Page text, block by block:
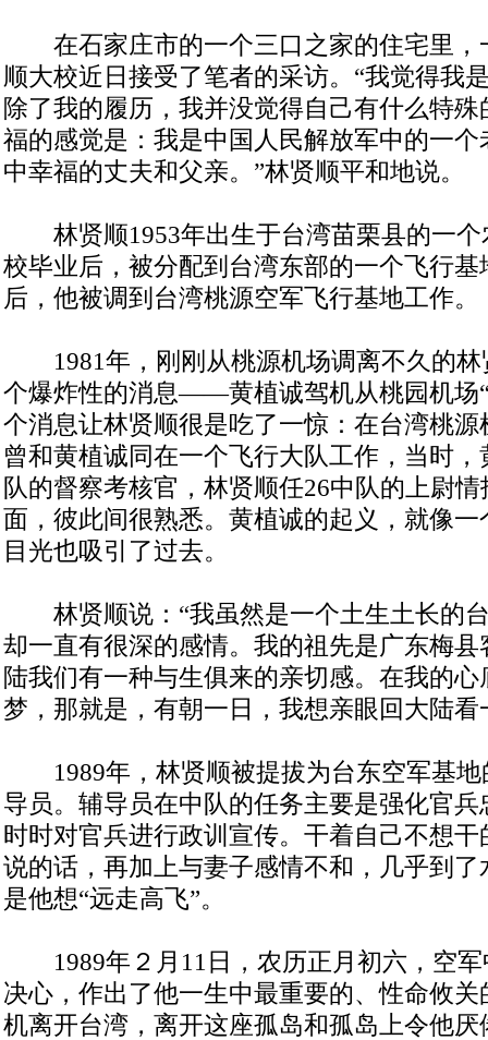
在石家庄市的一个三口之家的住宅里，
顺大校近日接受了笔者的采访。“我觉得我
除了我的履历，我并没觉得自己有什么特
福的感觉是：我是中国人民解放军中的一
中幸福的丈夫和父亲。”林贤顺平和地说。
林贤顺1953年出生于台湾苗栗县的一个
校毕业后，被分配到台湾东部的一个飞行
后，他被调到台湾桃源空军飞行基地工作。
1981年，刚刚从桃源机场调离不久的林
个爆炸性的消息——黄植诚驾机从桃园机场
个消息让林贤顺很是吃了一惊：在台湾桃
曾和黄植诚同在一个飞行大队工作，当时
队的督察考核官，林贤顺任26中队的上尉
面，彼此间很熟悉。黄植诚的起义，就像
目光也吸引了过去。
林贤顺说：“我虽然是一个土生土长的
却一直有很深的感情。我的祖先是广东梅
陆我们有一种与生俱来的亲切感。在我的
梦，那就是，有朝一日，我想亲眼回大陆
1989年，林贤顺被提拔为台东空军基地
导员。辅导员在中队的任务主要是强化官
时时对官兵进行政训宣传。干着自己不想
说的话，再加上与妻子感情不和，几乎到
是他想“远走高飞”。
1989年２月11日，农历正月初六，空军
决心，作出了他一生中最重要的、性命攸
机离开台湾，离开这座孤岛和孤岛上令他